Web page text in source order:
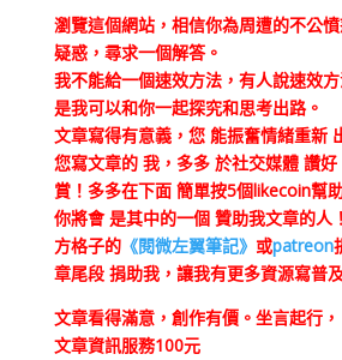
瀏覽這個網站，相信你為周遭的不公
疑惑，尋求一個解答。
我不能給一個速效方法，有人說速效
是我可以和你一起探究和思考出路。
文章寫得有意義，您 能振奮情緒重新
您寫文章的 我，多多 於社交媒體 讚
賞！多多在下面 簡單按5個likecoin幫
你將會 是其中的一個 贊助我文章的人
方格子的《閱微左翼筆記》 或patreon
章尾段 捐助我，讓我有更多資源寫普
文章看得滿意，創作有價。坐言起行
文章資訊服務100元